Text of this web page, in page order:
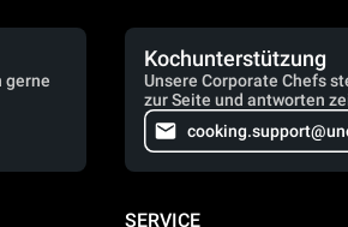
gerne
Kochunterstützung
Unsere Corporate Chefs
zur Seite und antworten
SERVICE